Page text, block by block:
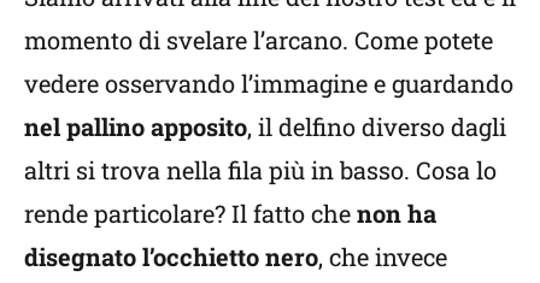
momento di svelare l’arcano. Come potete
vedere osservando l’immagine e guardando
nel pallino apposito, il delfino diverso dagli
altri si trova nella fila più in basso. Cosa lo
rende particolare? Il fatto chenon ha
disegnato l’occhietto nero, che invece